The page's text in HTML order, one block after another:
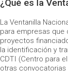
¿Qué es la
La Ventanilla
para empresas que
proyectos
la identificación y
CDTI (Centro para
otras